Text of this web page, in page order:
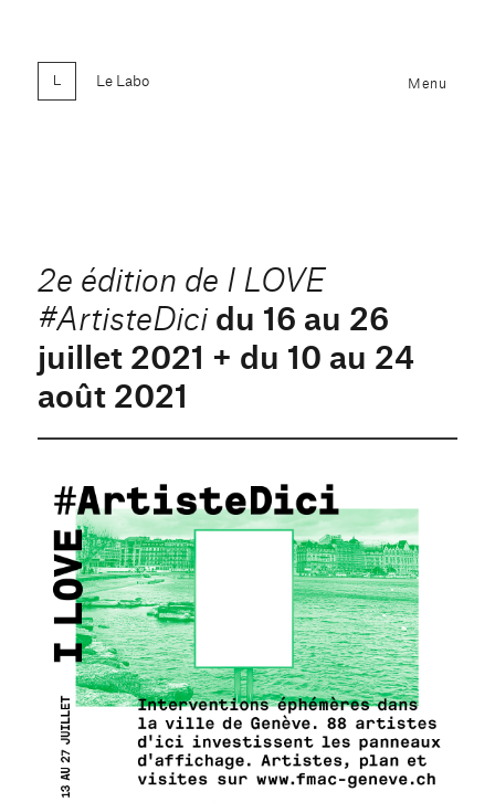
Le Labo Menu
2e édition de I LOVE
#ArtisteDicidu 16 au 26
juillet 2021 + du 10 au 24
août 2021